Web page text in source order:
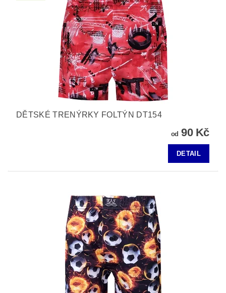
DĚTSKÉ TRENÝRKY FOLTÝN DT154
od 90 Kč
DETAIL